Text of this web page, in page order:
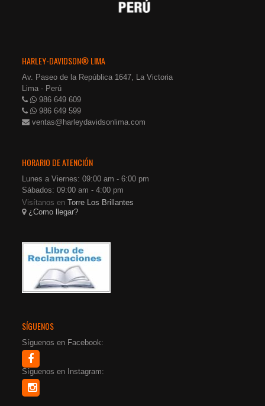
HARLEY-DAVIDSON® LIMA
Av. Paseo de la República 1647, La Victoria
Lima - Perú
986 649 609
986 649 599
ventas@harleydavidsonlima.com
HORARIO DE ATENCIÓN
Lunes a Viernes: 09:00 am - 6:00 pm
Sábados: 09:00 am - 4:00 pm
Visítanos enTorre Los Brillantes
¿Como llegar?
SÍGUENOS
Síguenos en Facebook:
Síguenos en Instagram: